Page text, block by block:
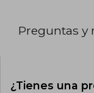
Preguntas y
¿Tienes una